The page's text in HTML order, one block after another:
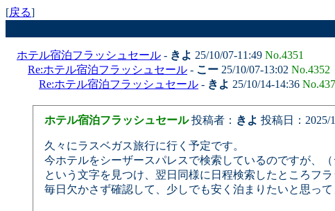
[戻る]
ホテル宿泊フラッシュセール - きよ 25/10/07-11:49 No.4351
Re:ホテル宿泊フラッシュセール - こー 25/10/07-13:02 No.4352
Re:ホテル宿泊フラッシュセール - きよ 25/10/14-14:36
ホテル宿泊フラッシュセール投稿者： きよ 投稿日：2025/
久々にラスベガス旅行に行く予定です。
今ホテルをシーザースパレスで検索しているのですが、
という文字を見つけ、翌日同様に日程検索したところフ
毎日欠かさず確認して、少しでも安く泊まりたいと思っ